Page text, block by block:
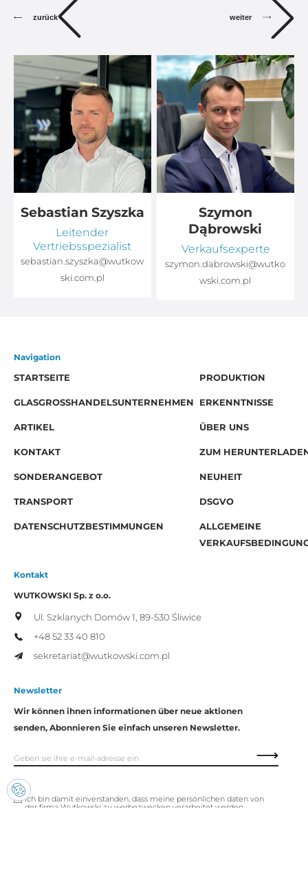
zurück weiter
Sebastian Szyszka
Leitender
Vertriebsspezialist
sebastian.szyszka@wutkow
ski.com.pl
Szymon
Dąbrowski
Verkaufsexperte
szymon.dabrowski@wutko
wski.com.pl
Navigation
STARTSEITE
PRODUKTION
GLASGROSSHANDELSUNTERNEHMEN ERKENNTNISSE
ARTIKEL ÜBER UNS
KONTAKT ZUM
SONDERANGEBOT NEUHEIT
TRANSPORT DSGVO
DATENSCHUTZBESTIMMUNGEN
ALLGEMEINE
Kontakt
WUTKOWSKI Sp. z o.o.
Ul. Szklanych Domów 1, 89-530 Śliwice
+48 52 33 40 810
sekretariat@wutkowski.com.pl
Newsletter
Wir können ihnen informationen über neue aktionen
senden, Abonnieren Sie einfach unseren Newsletter.
Ich bin damit einverstanden, dass meine persönlichen daten von
der firma Wutkowski zu werbezwecken verarbeitet werden.